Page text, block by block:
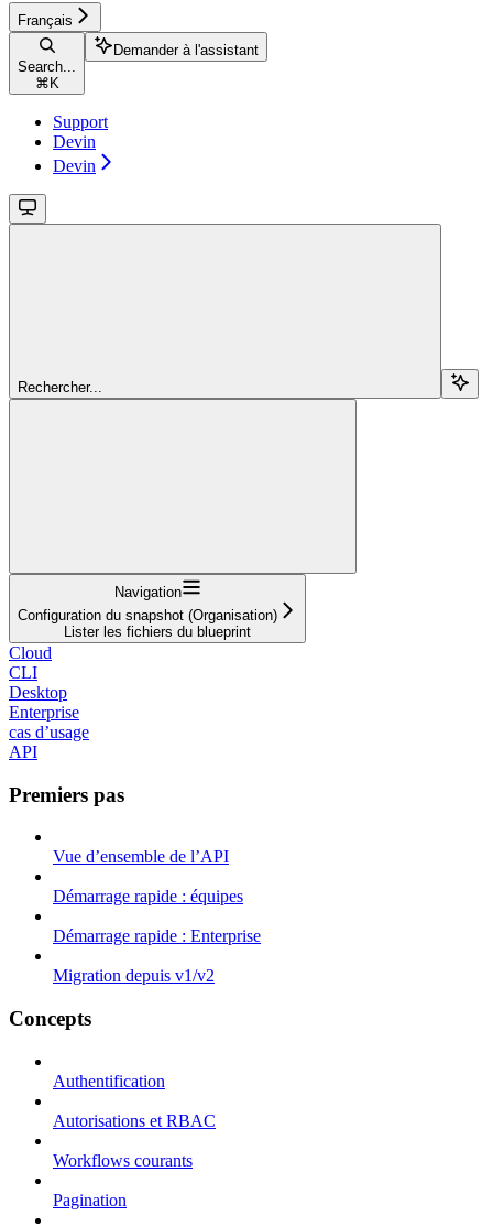
Français
Search...
⌘ K
Demander à l'assistant
Support
Devin
Devin
Rechercher...
Navigation
Configuration du snapshot (Organisation)
Lister les fichiers du blueprint
Cloud
CLI
Desktop
Enterprise
cas d’usage
API
Premiers pas
Vue d’ensemble de l’API
Démarrage rapide : équipes
Démarrage rapide : Enterprise
Migration depuis v1/v2
Concepts
Authentification
Autorisations et RBAC
Workflows courants
Pagination